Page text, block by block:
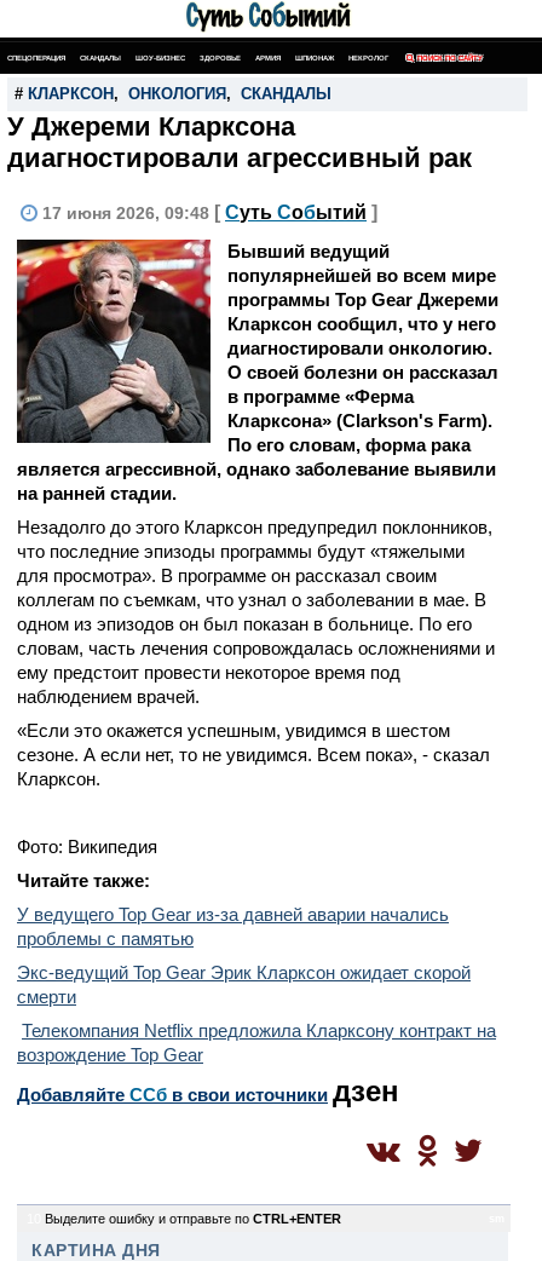
СПЕЦОПЕРАЦИЯ СКАНДАЛЫ ШОУ-БИЗНЕС ЗДОРОВЬЕ АРМИЯ ШПИОНАЖ НЕКРОЛОГ ПОИСК ПО САЙТУ
# КЛАРКСОН , ОНКОЛОГИЯ , СКАНДАЛЫ
У Джереми Кларксона
диагностировали агрессивный рак
17 июня 2026, 09:48 [ Суть Событий ]
Бывший ведущий
популярнейшей во всем мире
программы Top Gear Джереми
Кларксон сообщил, что у него
диагностировали онкологию.
О своей болезни он рассказал
в программе «Ферма
Кларксона» (Clarkson's Farm).
По его словам, форма рака
является агрессивной, однако заболевание выявили
на ранней стадии.
Незадолго до этого Кларксон предупредил поклонников,
что последние эпизоды программы будут «тяжелыми
для просмотра». В программе он рассказал своим
коллегам по съемкам, что узнал о заболевании в мае. В
одном из эпизодов он был показан в больнице. По его
словам, часть лечения сопровождалась осложнениями и
ему предстоит провести некоторое время под
наблюдением врачей.
«Если это окажется успешным, увидимся в шестом
сезоне. А если нет, то не увидимся. Всем пока», - сказал
Кларксон.
Фото: Википедия
Читайте также:
У ведущего Top Gear из-за давней аварии начались
проблемы с памятью
Экс-ведущий Top Gear Эрик Кларксон ожидает скорой
смерти
Телекомпания Netflix предложила Кларксону контракт на
возрождение Top Gear
Добавляйте CСб в свои источники дзен
Выделите ошибку и отправьте по CTRL+ENTER
КАРТИНА ДНЯ